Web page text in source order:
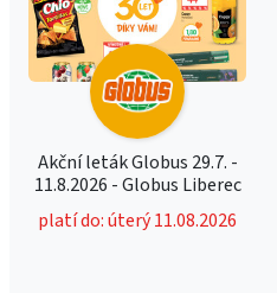
Akční leták Globus 29.7. -
11.8.2026 - Globus Liberec
platí do: úterý 11.08.2026